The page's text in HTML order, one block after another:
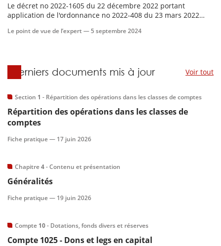
(responsable d'un service de gestion comptable de la
DGFiP) ?
Le décret no 2022-1605 du 22 décembre 2022 portant
application de l'ordonnance no 2022-408 du 23 mars 2022
gestionnaires publics et modifiant diverses dispositions
Le point de vue de l’expert —5 septembre 2024
Derniers documents mis à jour
Section 1 - Répartition des opérations dans les classes de comptes
Répartition des opérations dans les classes de
comptes
Fiche pratique — 17 juin 2026
Chapitre4- Contenu et présentation
Généralités
Fiche pratique — 19 juin 2026
Compte 10- Dotations, fonds divers et réserves
Compte 1025- Dons et legs en capital